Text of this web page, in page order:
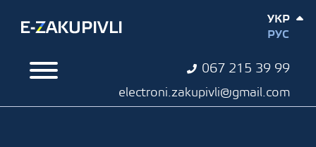
067 215 39 99
electroni.zakupivli@gmail.com
УКР
РУС